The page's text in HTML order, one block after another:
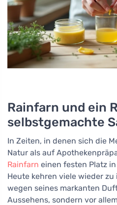
Rainfarn und ein
selbstgemachte
In Zeiten, in denen sich die
Natur als auf
Rainfarn einen festen Platz
Heute kehren viele wieder
wegen seines markanten
Aussehens, sondern vor